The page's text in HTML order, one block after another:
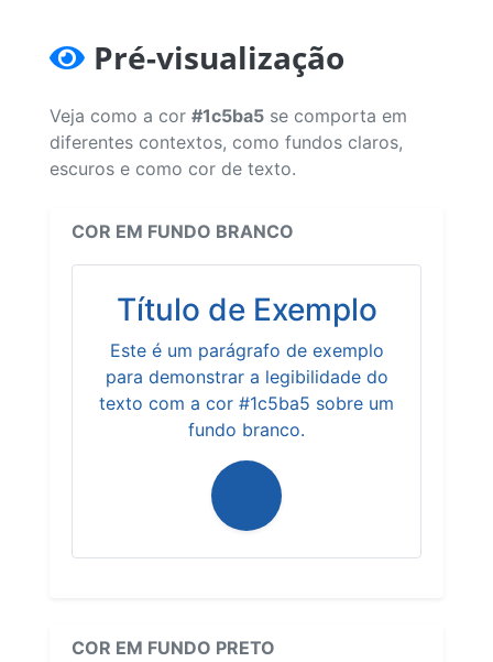
Pré-visualização
Veja como a cor #1c5ba5 se comporta em
diferentes contextos, como fundos claros,
escuros e como cor de texto.
COR EM FUNDO BRANCO
Título de Exemplo
Este é um parágrafo de exemplo
para demonstrar a legibilidade do
texto com a cor #1c5ba5 sobre um
fundo branco.
COR EM FUNDO PRETO